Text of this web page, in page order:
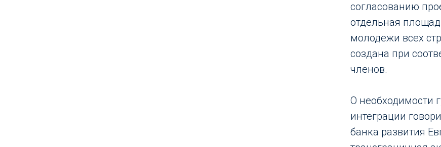
согласованию
отдельная
молодежи всех
создана при
членов.
О необходимости
интеграции
банка развития